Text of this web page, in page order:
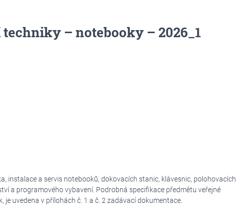
– notebooky – 2026_1
instalace a servis notebooků, dokovacích stanic, klávesnic, polohovacích
a programového vybavení. Podrobná specifikace předmětu veřejné
je uvedena v přílohách č. 1 a č. 2 zadávací dokumentace.